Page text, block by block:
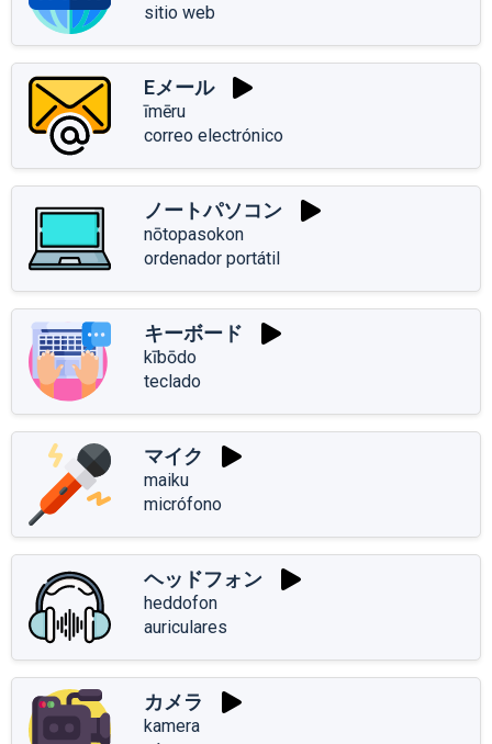
sitio web
Eメール
īmēru
correo electrónico
ノートパソコン
nōtopasokon
ordenador portátil
キーボード
kībōdo
teclado
マイク
maiku
micrófono
ヘッドフォン
heddofon
auriculares
カメラ
kamera